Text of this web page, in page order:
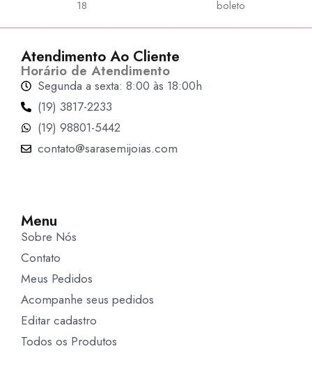
18
boleto
Atendimento Ao Cliente
Horário de Atendimento
Segunda a sexta: 8:00 às 18:00h
(19) 3817-2233
(19) 98801-5442
contato@sarasemijoias.com
Menu
Sobre Nós
Contato
Meus Pedidos
Acompanhe seus pedidos
Editar cadastro
Todos os Produtos